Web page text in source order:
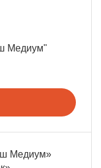
Медиум"